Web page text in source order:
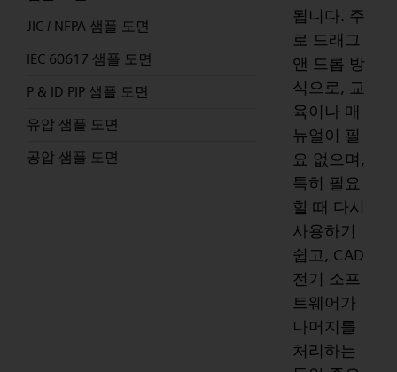
JIC / NFPA 샘플 도면
IEC 60617 샘플 도면
P & ID PIP 샘플 도면
유압 샘플 도면
공압 샘플 도면
됩니다. 주
로 드래그
앤 드롭 방
식으로, 교
육이나 매
뉴얼이 필
요 없으며,
특히 필요
할 때 다시
사용하기
쉽고, CAD
전기 소프
트웨어가
나머지를
처리하는